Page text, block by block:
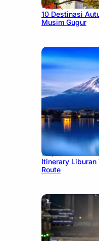
July 9, 2026
10 Destinasi
Musim Gugur
July 7, 2026
Itinerary Liburan
Route